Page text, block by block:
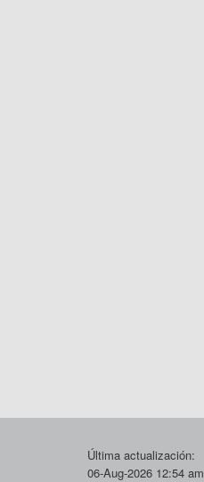
Última actualización:
06-Aug-2026 12:54 am